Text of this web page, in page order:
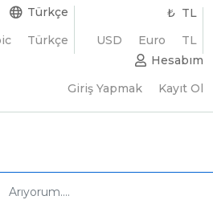
Türkçe
Türkçe
₺ TL
USD
Euro
TL
Hesabım
Giriş Yapmak
Kayıt Ol